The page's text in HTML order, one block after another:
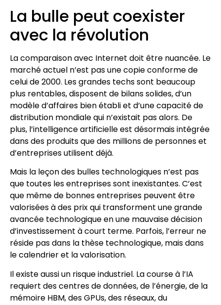
La bulle peut coexister
avec la révolution
La comparaison avec Internet doit être nuancée. Le
marché actuel n’est pas une copie conforme de
celui de 2000. Les grandes techs sont beaucoup
plus rentables, disposent de bilans solides, d’un
modèle d’affaires bien établi et d’une capacité de
distribution mondiale qui n’existait pas alors. De
plus, l’intelligence artificielle est désormais intégrée
dans des produits que des millions de personnes et
d’entreprises utilisent déjà.
Mais la leçon des bulles technologiques n’est pas
que toutes les entreprises sont inexistantes. C’est
que même de bonnes entreprises peuvent être
valorisées à des prix qui transforment une grande
avancée technologique en une mauvaise décision
d’investissement à court terme. Parfois, l’erreur ne
réside pas dans la thèse technologique, mais dans
le calendrier et la valorisation.
Il existe aussi un risque industriel. La course à l’IA
requiert des centres de données, de l’énergie, de la
mémoire HBM, des GPUs, des réseaux, du